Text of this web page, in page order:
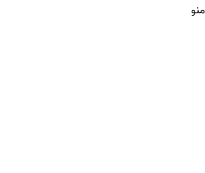
منو